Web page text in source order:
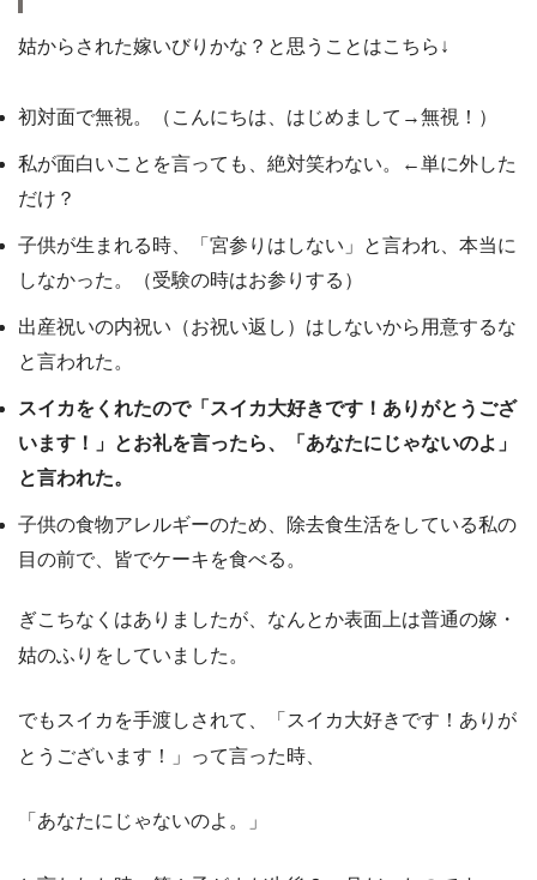
姑からされた嫁いびりかな？と思うことはこちら↓
初対面で無視。（こんにちは、はじめまして→無視！）
私が面白いことを言っても、絶対笑わない。←単に外した
だけ？
子供が生まれる時、「宮参りはしない」と言われ、本当に
しなかった。（受験の時はお参りする）
出産祝いの内祝い（お祝い返し）はしないから用意するな
と言われた。
スイカをくれたので「スイカ大好きです！ありがとうござ
います！」とお礼を言ったら、「あなたにじゃないのよ」
と言われた。
子供の食物アレルギーのため、除去食生活をしている私の
目の前で、皆でケーキを食べる。
ぎこちなくはありましたが、なんとか表面上は普通の嫁・
姑のふりをしていました。
でもスイカを手渡しされて、「スイカ大好きです！ありが
とうございます！」って言った時、
「あなたにじゃないのよ。」